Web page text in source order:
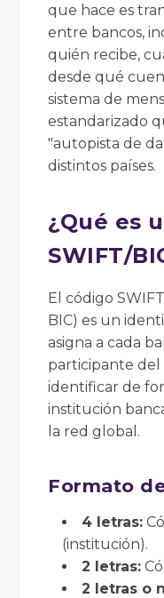
que hace es
entre bancos,
quién recibe,
desde qué
sistema de
estandarizado
"autopista de
distintos países.
¿Qué es
SWIFT/
El código
BIC) es un
asigna a cada
participante del
identificar de
institución
la red global.
Formato
4 letras:
(institución).
2 letras:
2 letras o